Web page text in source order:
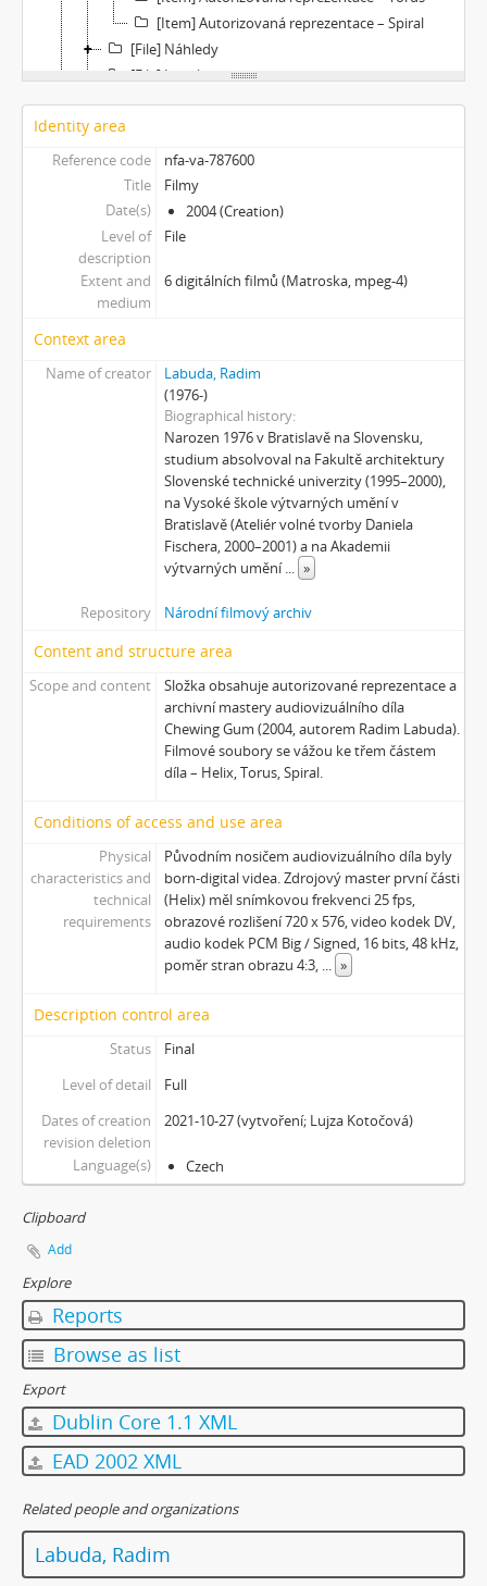
[Item] Autorizovaná reprezentace – Spiral
[File] Náhledy
[File] Instalace
[Subseries] Tihle – Sociální situace: pět svázaných mužů
[Subseries] Bez názvu
[Subseries] Viděno vzduchem
[Subseries] Krása
[Subseries] 6 snů z hrnečku
[Subseries] Pohybovadlo
[Subseries] Náš očistec
[Subseries] Burger und Ther
[Subseries] MHD – Bus
[Subseries] Cesta
[Subseries] Miss Krimi
[Subseries] Vteřina za vteřinou
[Subseries] Obrázky
[Subseries] 360°
[Subseries] Grátis punč
[Subseries] Jízda
[Subseries] Naše okrasné zahrádky – Unsere Gärten
[Subseries] Našla v lese
[Subseries] Konec jedince
[Subseries] Míchačka
[Subseries] Kapusta
[Subseries] Turista
[Subseries] Dům daleko
[Subseries] Bosákové hody
[Subseries] Suchá u Nejdku
[Subseries] Džbány Franze Maxery v hospodě U Lojzy
[Subseries] Zkušebna v Argentinské
[Subseries] Hanibalova svatba
[Subseries] Klukovice, Bondy
[Subseries] Samizdat
[Subseries] Psychodrama
[Subseries] Zívrovy Prachovské skály
[Subseries] Cesta
[Subseries] Javorovým dolem
[Subseries] Milada
[Subseries] Hřiště
[Subseries] Image Maker
[Subseries] Otevřeno zavřeno otevřeno zavřeno...
[Subseries] Klatov
[Subseries] Jizvy, jiskry, jistoty
[Subseries] Painting
[Subseries] Malování do vzduchu
[Subseries] Slovo
[Subseries] Grafika podzimu
[Subseries] Yes No Yes
[Subseries] Zrcadlo času
Identity area
Reference code
nfa-va-787600
Title
Filmy
Date(s)
2004 (Creation)
Level of
description
File
Extent and
medium
6 digitálních filmů (Matroska, mpeg-4)
Context area
Name of creator
Labuda, Radim
(1976-)
Biographical history
Narozen 1976 v Bratislavě na Slovensku,
studium absolvoval na Fakultě architektury
Slovenské technické univerzity (1995–2000),
na Vysoké škole výtvarných umění v
Bratislavě (Ateliér volné tvorby Daniela
Fischera, 2000–2001) a na Akademii
výtvarných umění... »
Repository Národní filmový archiv
Content and structure area
Scope and content
Složka obsahuje autorizované reprezentace a
archivní mastery audiovizuálního díla
Chewing Gum (2004, autorem Radim Labuda).
Filmové soubory se vážou ke třem částem
díla – Helix, Torus, Spiral.
Conditions of access and use area
Physical
characteristics and
technical
requirements
Původním nosičem audiovizuálního díla byly
born-digital videa. Zdrojový master první části
(Helix) měl snímkovou frekvenci 25 fps,
obrazové rozlišení 720 x 576, video kodek DV,
audio kodek PCM Big / Signed, 16 bits, 48 kHz,
poměr stran obrazu 4:3, ... »
Description control area
Status
Final
Level of detail
Full
Dates of creation
revision deletion
2021-10-27 (vytvoření; Lujza Kotočová)
Language(s) Czech
Clipboard
Add
Explore
Reports
Browse as list
Export
Dublin Core 1.1 XML
EAD 2002 XML
Related people and organizations
Labuda, Radim